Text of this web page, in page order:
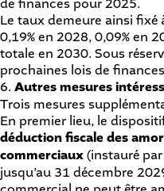
de finances pour 2025.
Le taux demeure ainsi fixé
0,19% en 2028, 0,09% en
totale en 2030. Sous
prochaines lois de
6. Autres mesures
Trois mesures
En premier lieu, le
déduction fiscale des
commerciaux(instauré
jusqu’au 31 décembre